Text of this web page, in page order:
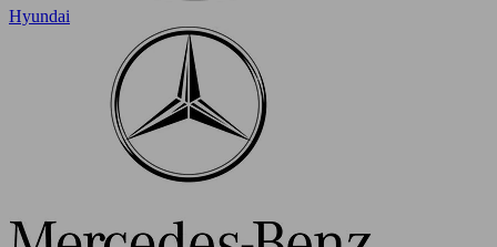
Hyundai